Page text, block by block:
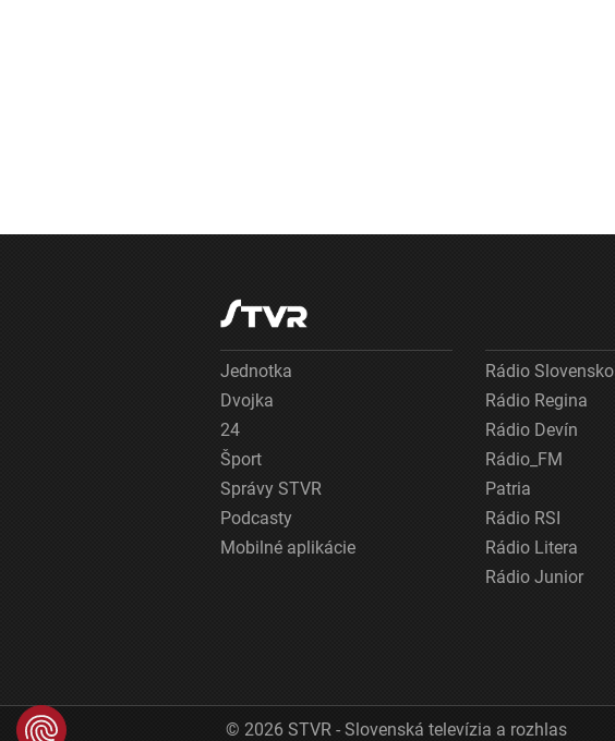
Jednotka
Dvojka
24
Šport
Správy STVR
Podcasty
Mobilné aplikácie
Rádio Slovensko
Rádio Regina
Rádio Devín
Rádio_FM
Patria
Rádio RSI
Rádio Litera
Rádio Junior
© 2026 STVR - Slovenská televízia a rozhlas